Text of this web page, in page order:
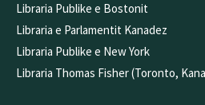
Libraria Publike e Bostonit
Libraria e Parlamentit Kanadez
Libraria Publike e New York
Libraria Thomas Fisher (Toronto,